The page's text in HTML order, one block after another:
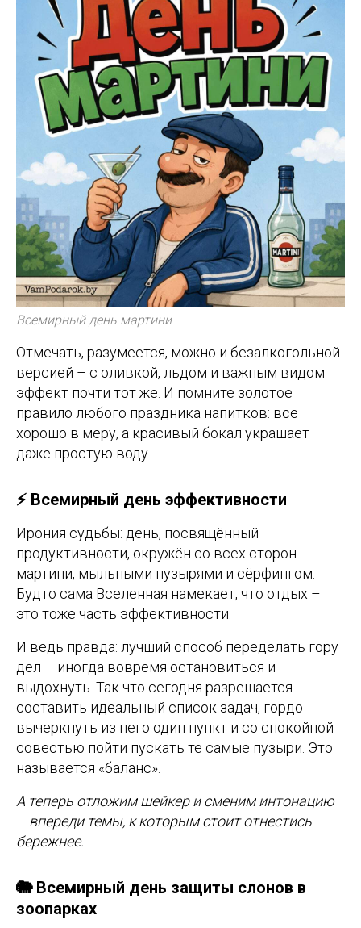
Всемирный день мартини
Отмечать, разумеется, можно и безалкогольной
версией – с оливкой, льдом и важным видом
эффект почти тот же. И помните золотое
правило любого праздника напитков: всё
хорошо в меру, а красивый бокал украшает
даже простую воду.
⚡ Всемирный день эффективности
Ирония судьбы: день, посвящённый
продуктивности, окружён со всех сторон
мартини, мыльными пузырями и сёрфингом.
Будто сама Вселенная намекает, что отдых –
это тоже часть эффективности.
И ведь правда: лучший способ переделать гору
дел – иногда вовремя остановиться и
выдохнуть. Так что сегодня разрешается
составить идеальный список задач, гордо
вычеркнуть из него один пункт и со спокойной
совестью пойти пускать те самые пузыри. Это
называется «баланс».
А теперь отложим шейкер и сменим интонацию
– впереди темы, к которым стоит отнестись
бережнее.
🐘 Всемирный день защиты слонов в
зоопарках